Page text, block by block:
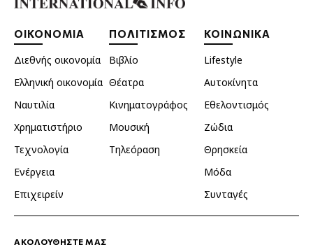
ΟΙΚΟΝΟΜΙΑ
Διεθνής οικονομία
Ελληνική οικονομία
Ναυτιλία
Χρηματιστήριο
Τεχνολογία
Ενέργεια
Επιχειρείν
ΠΟΛΙΤΙΣΜΟΣ
Βιβλίο
Θέατρα
Κινηματογράφος
Μουσική
Τηλεόραση
ΚΟΙΝΩΝΙΚΑ
Lifestyle
Αυτοκίνητα
Εθελοντισμός
Ζώδια
Θρησκεία
Μόδα
Συνταγές
ΑΚΟΛΟΥΘΗΣΤΕ ΜΑΣ